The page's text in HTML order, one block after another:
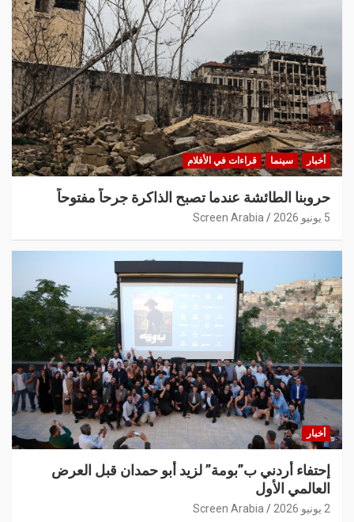
أخبار سينما قراءات في الأفلام
حروبنا الطائشة عندما تصبح الذاكرة جرحاً مفتوحاً
5 يونيو 2026 Screen Arabia
أخبار
إحتفاء أردني ب”بومة” لزيد أبو حمدان قبل العرض
العالمي الأول
2 يونيو 2026 Screen Arabia